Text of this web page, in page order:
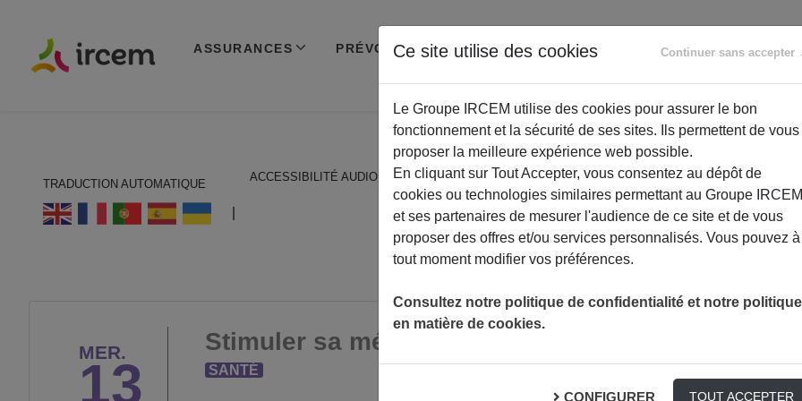
ASSURANCES PRÉVOYANCE RETRAITE
ACCOMPAGNEMENT
TRADUCTION AUTOMATIQUE
ACCESSIBILITÉ AUDIO
MER.
13
Stimuler sa mémoire
SANTÉ
Ce site utilise des cookies Continuer sans accepter
Le Groupe IRCEM utilise des cookies pour assurer le bon
fonctionnement et la sécurité de ses sites. Ils permettent de vous
proposer la meilleure expérience web possible.
En cliquant sur Tout Accepter, vous consentez au dépôt de
cookies ou technologies similaires permettant au Groupe IRCEM
et ses partenaires de mesurer l'audience de ce site et de vous
proposer des offres et/ou services personnalisés. Vous pouvez à
tout moment modifier vos préférences.
Consultez notre politique de confidentialité et notre politique
en matière de cookies.
CONFIGURER TOUT ACCEPTER